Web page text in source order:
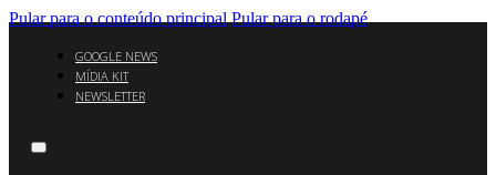
Pular para o conteúdo principal Pular para o rodapé
GOOGLE NEWS
MÍDIA KIT
NEWSLETTER